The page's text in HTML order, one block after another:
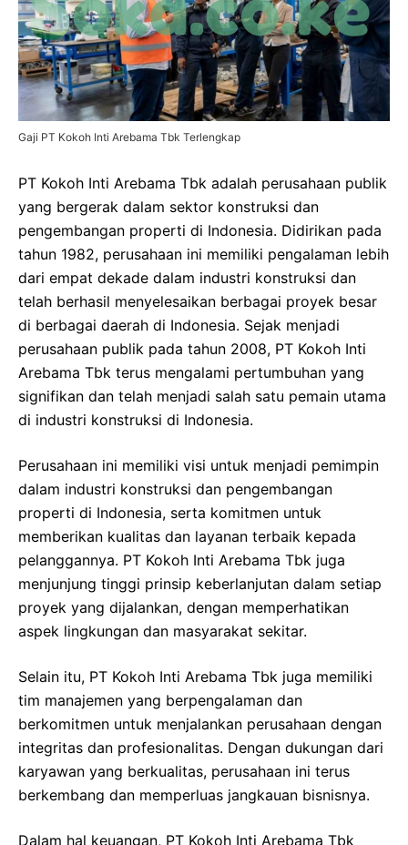
Gaji PT Kokoh Inti Arebama Tbk Terlengkap
PT Kokoh Inti Arebama Tbk adalah perusahaan publik
yang bergerak dalam sektor konstruksi dan
pengembangan properti di Indonesia. Didirikan pada
tahun 1982, perusahaan ini memiliki pengalaman lebih
dari empat dekade dalam industri konstruksi dan
telah berhasil menyelesaikan berbagai proyek besar
di berbagai daerah di Indonesia. Sejak menjadi
perusahaan publik pada tahun 2008, PT Kokoh Inti
Arebama Tbk terus mengalami pertumbuhan yang
signifikan dan telah menjadi salah satu pemain utama
di industri konstruksi di Indonesia.
Perusahaan ini memiliki visi untuk menjadi pemimpin
dalam industri konstruksi dan pengembangan
properti di Indonesia, serta komitmen untuk
memberikan kualitas dan layanan terbaik kepada
pelanggannya. PT Kokoh Inti Arebama Tbk juga
menjunjung tinggi prinsip keberlanjutan dalam setiap
proyek yang dijalankan, dengan memperhatikan
aspek lingkungan dan masyarakat sekitar.
Selain itu, PT Kokoh Inti Arebama Tbk juga memiliki
tim manajemen yang berpengalaman dan
berkomitmen untuk menjalankan perusahaan dengan
integritas dan profesionalitas. Dengan dukungan dari
karyawan yang berkualitas, perusahaan ini terus
berkembang dan memperluas jangkauan bisnisnya.
Dalam hal keuangan, PT Kokoh Inti Arebama Tbk